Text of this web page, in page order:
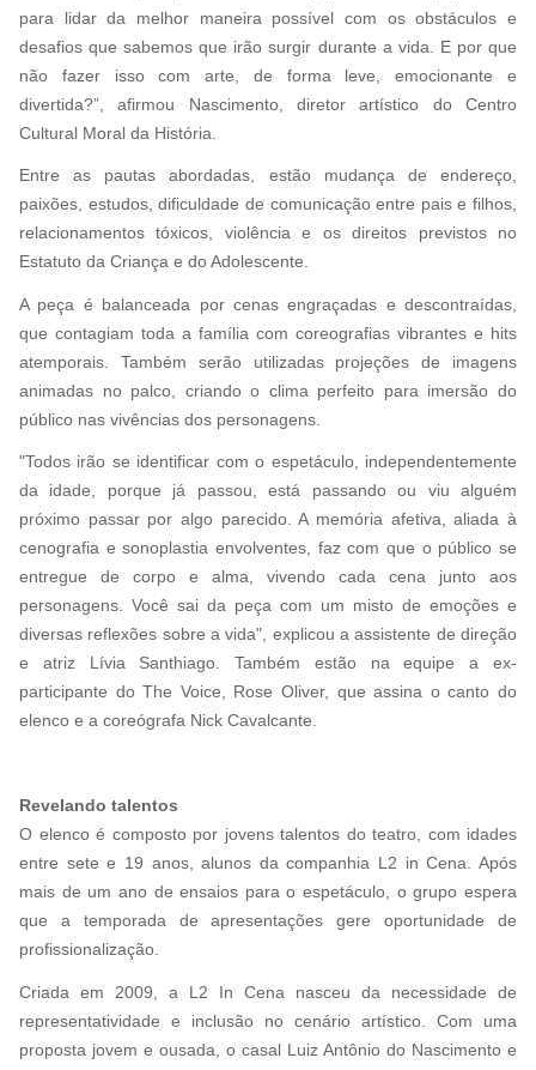
para lidar da melhor maneira possível com os obstáculos e
desafios que sabemos que irão surgir durante a vida. E por que
não fazer isso com arte, de forma leve, emocionante e
divertida?”, afirmou Nascimento, diretor artístico do Centro
Cultural Moral da História.
Entre as pautas abordadas, estão mudança de endereço,
paixões, estudos, dificuldade de comunicação entre pais e filhos,
relacionamentos tóxicos, violência e os direitos previstos no
Estatuto da Criança e do Adolescente.
A peça é balanceada por cenas engraçadas e descontraídas,
que contagiam toda a família com coreografias vibrantes e hits
atemporais. Também serão utilizadas projeções de imagens
animadas no palco, criando o clima perfeito para imersão do
público nas vivências dos personagens.
"Todos irão se identificar com o espetáculo, independentemente
da idade, porque já passou, está passando ou viu alguém
próximo passar por algo parecido. A memória afetiva, aliada à
cenografia e sonoplastia envolventes, faz com que o público se
entregue de corpo e alma, vivendo cada cena junto aos
personagens. Você sai da peça com um misto de emoções e
diversas reflexões sobre a vida", explicou a assistente de direção
e atriz Lívia Santhiago. Também estão na equipe a ex-
participante do The Voice, Rose Oliver, que assina o canto do
elenco e a coreógrafa Nick Cavalcante.
Revelando talentos
O elenco é composto por jovens talentos do teatro, com idades
entre sete e 19 anos, alunos da companhia L2 in Cena. Após
mais de um ano de ensaios para o espetáculo, o grupo espera
que a temporada de apresentações gere oportunidade de
profissionalização.
Criada em 2009, a L2 In Cena nasceu da necessidade de
representatividade e inclusão no cenário artístico. Com uma
proposta jovem e ousada, o casal Luiz Antônio do Nascimento e